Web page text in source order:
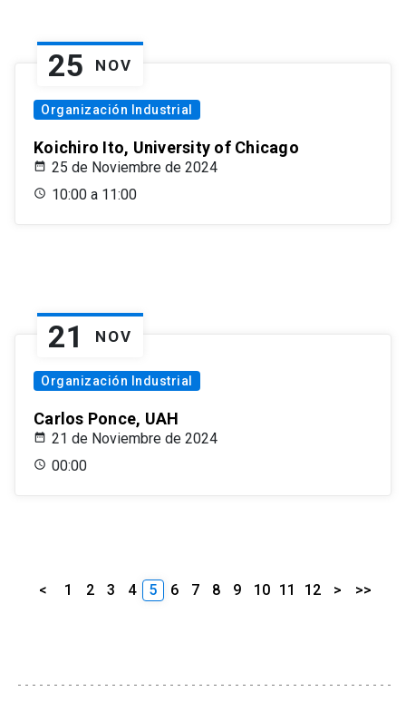
25 NOV
Organización Industrial
Koichiro Ito, University of Chicago
25 de Noviembre de 2024
10:00 a 11:00
21 NOV
Organización Industrial
Carlos Ponce, UAH
21 de Noviembre de 2024
00:00
< 1 2 3 4 5 6 7 8 9 10 11 12 > >>